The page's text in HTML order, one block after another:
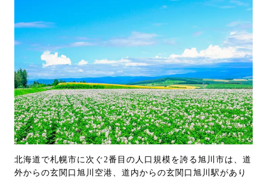
北海道で札幌市に次ぐ2番目の人口規模を誇る旭川市は、道
外からの玄関口旭川空港、道内からの玄関口旭川駅があり